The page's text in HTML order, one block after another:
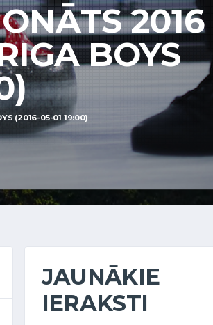
2016
BOYS
(2016-05-01 19:00)
JAUNĀKIE
IERAKSTI